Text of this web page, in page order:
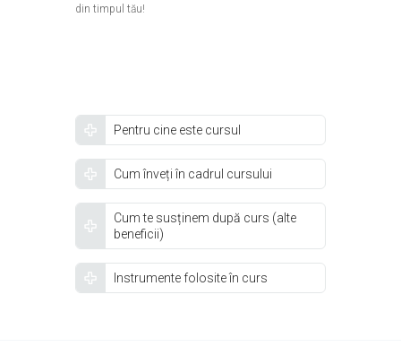
din timpul tău!
Pentru cine este cursul
Cum înveți în cadrul cursului
Cum te susținem după curs (alte
beneficii)
Instrumente folosite în curs